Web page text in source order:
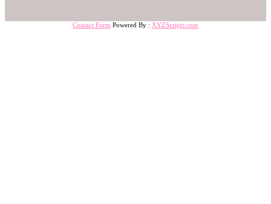
Contact Form Powered By : XYZScripts.com